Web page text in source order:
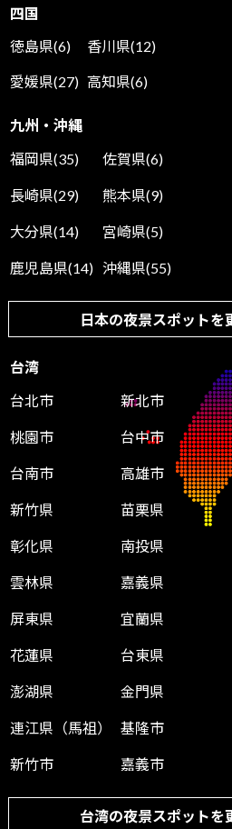
四国
徳島県(6)
香川県(12)
愛媛県(27) 高知県(6)
九州・沖縄
福岡県(35)
佐賀県(6)
長崎県(29) 熊本県(9)
大分県(14) 宮崎県(5)
鹿児島県(14) 沖縄県(55)
日本の夜景スポットを
台湾
台北市
新北市
桃園市 台中市
台南市 高雄市
新竹県 苗栗県
彰化県 南投県
雲林県 嘉義県
屏東県 宜蘭県
花蓮県 台東県
澎湖県 金門県
連江県（馬祖） 基隆市
新竹市 嘉義市
台湾の夜景スポットを